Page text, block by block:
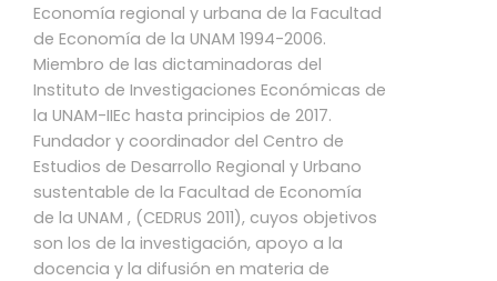
Economía regional y urbana de la Facultad
de Economía de la UNAM 1994-2006.
Miembro de las dictaminadoras del
Instituto de Investigaciones Económicas de
la UNAM-IIEc hasta principios de 2017.
Fundador y coordinador del Centro de
Estudios de Desarrollo Regional y Urbano
sustentable de la Facultad de Economía
de la UNAM , (CEDRUS 2011), cuyos objetivos
son los de la investigación, apoyo a la
docencia y la difusión en materia de